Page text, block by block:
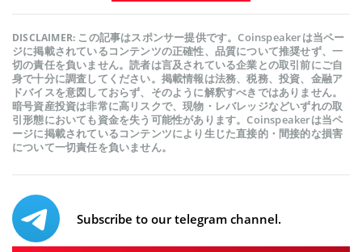
DISCLAIMER: この記事はスポンサー提供です。Coinspeakerは当ペー
ジに掲載されているコンテンツの正確性、品質について推奨せず、一
切の責任を負いません。読者は言及されている企業との取引前にご自
身で十分に調査してください。掲載情報は法務、税務、投資、金融ア
ドバイスを意図しておらず、そのように解釈すべきではありません。
暗号資産投資は非常に高リスクで、現物・レバレッジなどいずれの取
引形態においても資金を失う可能性があります。Coinspeakerは当ペ
ージに掲載されているコンテンツにより生じた直接的・間接的な損害
について一切責任を負いません。
Subscribe to our telegram channel.